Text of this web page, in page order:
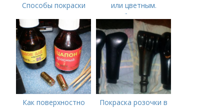
Способы покраски
или цветным.
Способы покраски
Как поверхностно Покраска розочки в